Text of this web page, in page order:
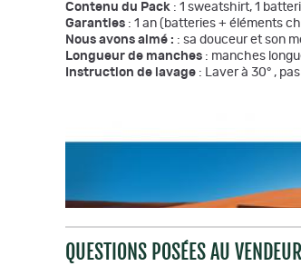
Contenu du Pack : 1 sweatshirt, 1
Garanties : 1 an (batteries + éléments
Nous avons aimé : : sa douceur et son
Longueur de manches : manches
Instruction de lavage : Laver à 30° ,
QUESTIONS POSÉES AU VENDEUR